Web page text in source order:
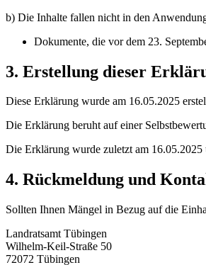
b) Die Inhalte fallen nicht in den
Dokumente, die vor dem 23.
3. Erstellung dieser
Diese Erklärung wurde am 16.05.2025
Die Erklärung beruht auf einer
Die Erklärung wurde zuletzt am 16.05.2025
4. Rückmeldung und
Sollten Ihnen Mängel in Bezug auf die
Landratsamt Tübingen
Wilhelm-Keil-Straße 50
72072 Tübingen